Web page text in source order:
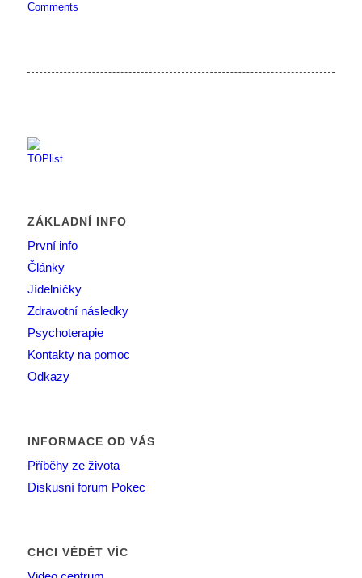
Comments
ZÁKLADNÍ INFO
První info
Články
Jídelníčky
Zdravotní následky
Psychoterapie
Kontakty na pomoc
Odkazy
INFORMACE OD VÁS
Příběhy ze života
Diskusní forum Pokec
CHCI VĚDĚT VÍC